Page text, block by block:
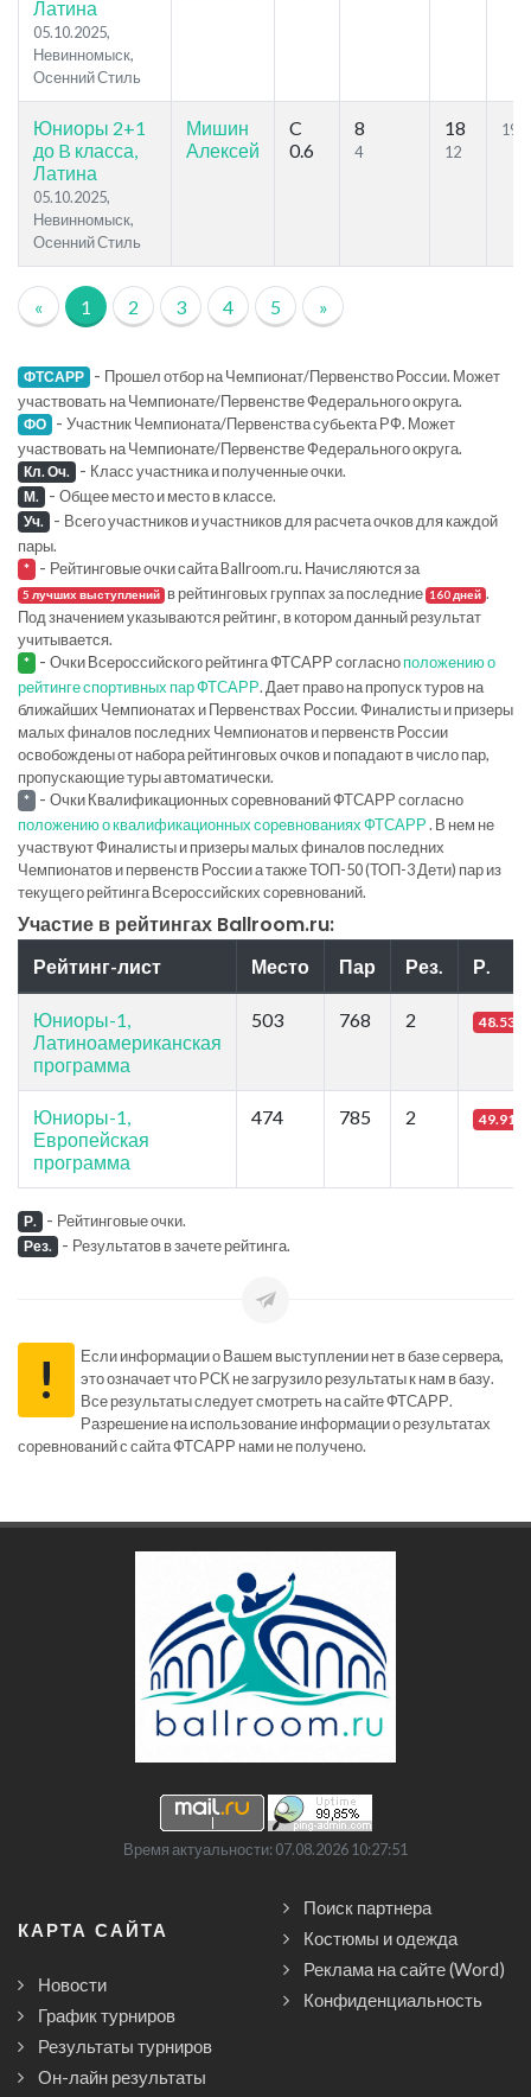
Латина
05.10.2025,
Невинномыск,
Осенний Стиль
Юниоры 2+1
до B класса,
Латина
05.10.2025,
Невинномыск,
Осенний Стиль
Мишин
Алексей
C
0.6
8
4
18
12
« 1 2 3 4 5 »
ФТСАРР - Прошел отбор на Чемпионат/Первенство России. Может
участвовать на Чемпионате/Первенстве Федерального округа.
ФО - Участник Чемпионата/Первенства субьекта РФ. Может
участвовать на Чемпионате/Первенстве Федерального округа.
Кл. Оч. - Класс участника и полученные очки.
М. - Общее место и место в классе.
Уч. - Всего участников и участников для расчета очков для каждой
пары.
* - Рейтинговые очки сайта Ballroom.ru. Начисляются за
5 лучших выступлений в рейтинговых группах за последние 160 дней .
Под значением указываются рейтинг, в котором данный результат
учитывается.
* - Очки Всероссийского рейтинга ФТСАРР согласноположению о
рейтинге спортивных пар ФТСАРР. Дает право на пропуск туров на
ближайших Чемпионатах и Первенствах России. Финалисты и призеры
малых финалов последних Чемпионатов и первенств России
освобождены от набора рейтинговых очков и попадают в число пар,
пропускающие туры автоматически.
* - Очки Квалификационных соревнований ФТСАРР согласно
положению о квалификационных соревнованиях ФТСАРР. В нем не
участвуют Финалисты и призеры малых финалов последних
Чемпионатов и первенств России а также ТОП-50 (ТОП-3 Дети) пар из
текущего рейтинга Всероссийских соревнований.
Участие в рейтингах Ballroom.ru:
Рейтинг-лист Место Пар Рез. Р.
Юниоры-1,
Латиноамериканская
программа
503 768 2 48.53
Юниоры-1,
Европейская
программа
474 785 2 49.91
Р. - Рейтинговые очки.
Рез. - Результатов в зачете рейтинга.
!
Если информации о Вашем выступлении нет в базе сервера,
это означает что РСК не загрузило результаты к нам в базу.
Все результаты следует смотреть на сайте ФТСАРР.
Разрешение на использование информации о результатах
соревнований с сайта ФТСАРР нами не получено.
Время актуальности: 07.08.2026 10:27:51
КАРТА САЙТА
Новости
График турниров
Результаты турниров
Он-лайн результаты
Поиск партнера
Костюмы и одежда
Реклама на сайте (Word)
Конфиденциальность